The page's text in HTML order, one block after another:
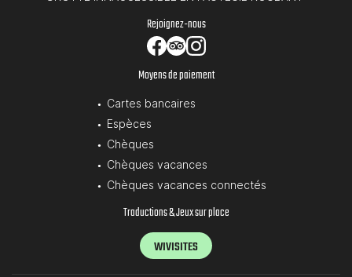
Rejoignez-nous
Moyens de paiement
Cartes bancaires
Espèces
Chèques
Chèques vacances
Chèques vacances connectés
Traductions & Jeux sur place
WIVISITES